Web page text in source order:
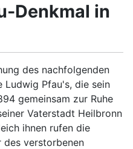
Denkmal in
des nachfolgenden
Ludwig Pfau's, die sein
gemeinsam zur Ruhe
Vaterstadt Heilbronn
ihnen rufen die
des verstorbenen